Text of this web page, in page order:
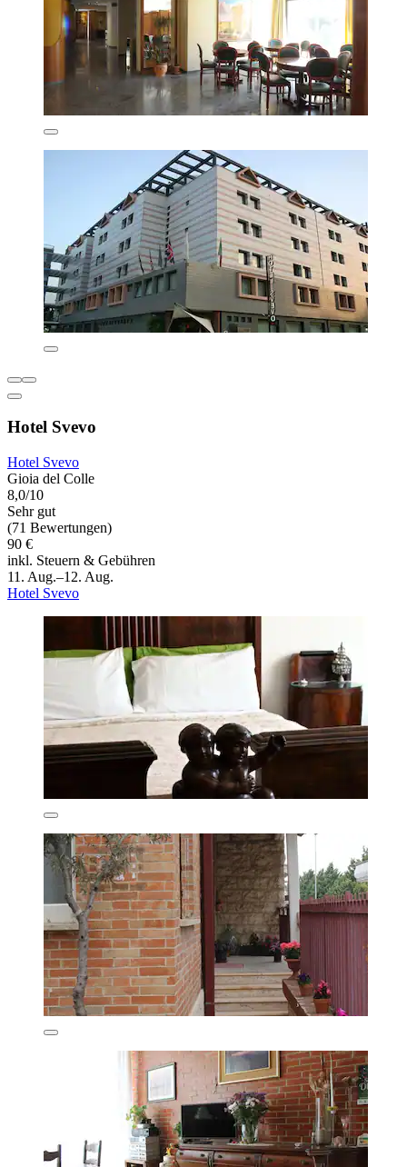
Hotel Svevo
Hotel Svevo
Gioia del Colle
8,0/10
Sehr gut
(71 Bewertungen)
90 €
inkl. Steuern & Gebühren
11. Aug.–12. Aug.
Hotel Svevo